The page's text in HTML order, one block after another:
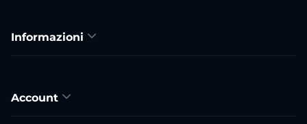
Informazioni
Account